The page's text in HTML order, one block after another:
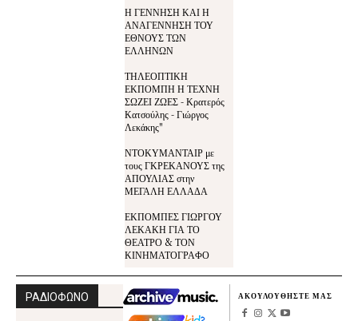
Η ΓΕΝΝΗΣΗ ΚΑΙ Η
ΑΝΑΓΕΝΝΗΣΗ ΤΟΥ
ΕΘΝΟΥΣ ΤΩΝ
ΕΛΛΗΝΩΝ
ΤΗΛΕΟΠΤΙΚΗ
ΕΚΠΟΜΠΗ Η ΤΕΧΝΗ
ΣΩΖΕΙ ΖΩΕΣ - Κρατερός
Κατσούλης - Γιώργος
Λεκάκης"
ΝΤΟΚΥΜΑΝΤΑΙΡ με
τους ΓΚΡΕΚΑΝΟΥΣ της
ΑΠΟΥΛΙΑΣ στην
ΜΕΓΑΛΗ ΕΛΛΑΔΑ
ΕΚΠΟΜΠΕΣ ΓΙΩΡΓΟΥ
ΛΕΚΑΚΗ ΓΙΑ ΤΟ
ΘΕΑΤΡΟ & ΤΟΝ
ΚΙΝΗΜΑΤΟΓΡΑΦΟ
ΡΑΔΙΟΦΩΝΟ ΑΚΟΥΛΟΥΘΗΣΤΕ ΜΑΣ